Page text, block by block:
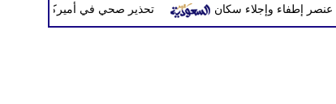
تحذير صحي في أميركا بسبب تفش